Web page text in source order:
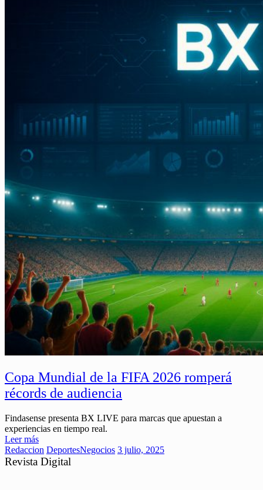
Copa Mundial de la FIFA 2026 romperá
récords de audiencia
Findasense presenta BX LIVE para marcas que apuestan a
experiencias en tiempo real.
Leer más
Redaccion DeportesNegocios 3 julio, 2025
Revista Digital